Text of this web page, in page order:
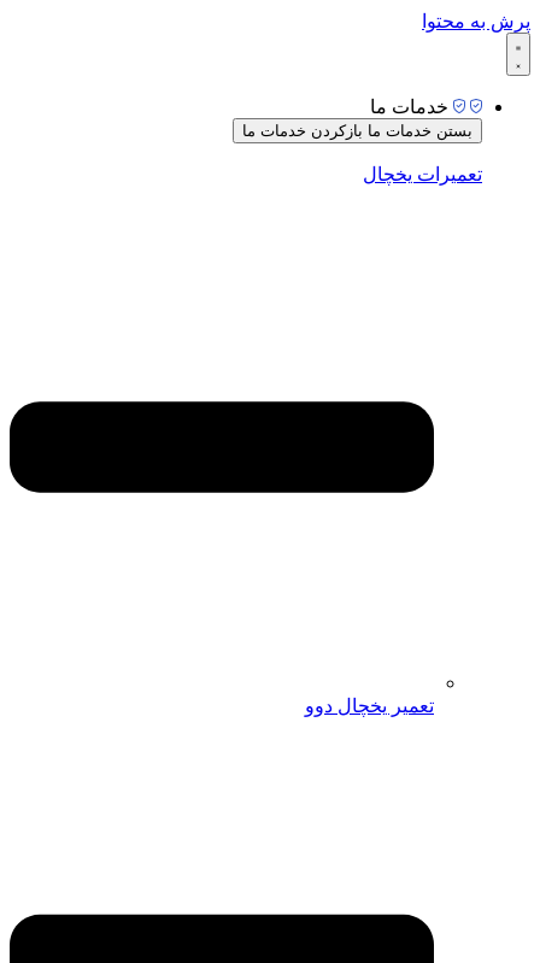
پرش به محتوا
خدمات ما
بستن خدمات ما بازکردن خدمات ما
تعمیرات یخچال
تعمیر یخچال دوو